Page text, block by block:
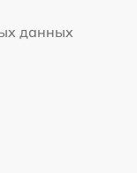
данных